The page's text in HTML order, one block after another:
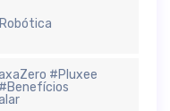
#Pluxee